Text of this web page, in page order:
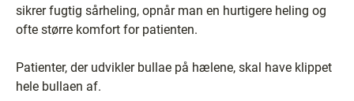
sikrer fugtig sårheling, opnår man en hurtigere heling og
ofte større komfort for patienten.
Patienter, der udvikler bullae på hælene, skal have klippet
hele bullaen af.